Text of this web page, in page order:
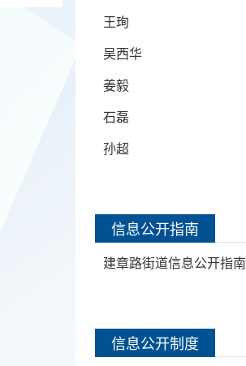
王珣
吴西华
姜毅
石磊
孙超
信息公开指南
建章路街道信息公开指南
信息公开制度